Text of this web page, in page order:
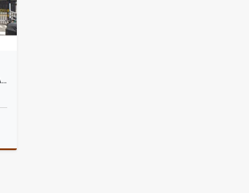
VENDE CASA EN MADRID VILLAS DE ALCALA SEGUNDA ETAPA